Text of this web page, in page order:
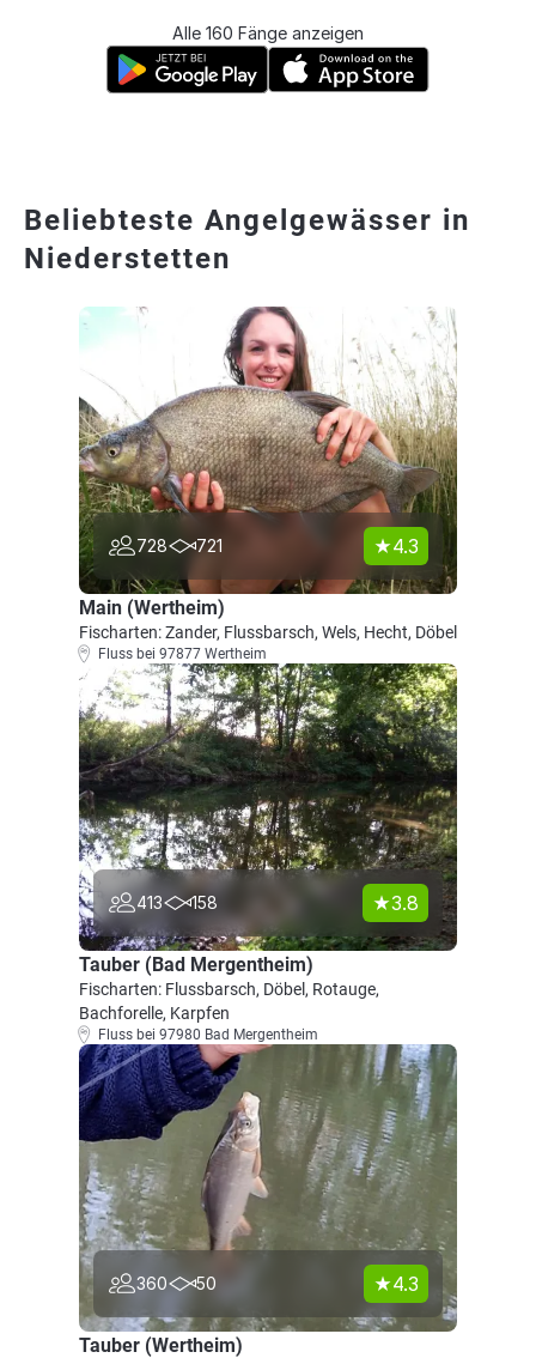
Alle 160 Fänge anzeigen
Beliebteste Angelgewässer in
Niederstetten
728 721 4.3
Main (Wertheim)
Fischarten: Zander, Flussbarsch, Wels, Hecht, Döbel
Fluss bei 97877 Wertheim
413 158 3.8
Tauber (Bad Mergentheim)
Fischarten: Flussbarsch, Döbel, Rotauge,
Bachforelle, Karpfen
Fluss bei 97980 Bad Mergentheim
360 50 4.3
Tauber (Wertheim)